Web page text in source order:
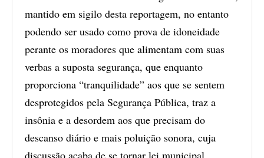
mantido em sigilo desta reportagem, no entanto
podendo ser usado como prova de idoneidade
perante os moradores que alimentam com suas
verbas a suposta segurança, que enquanto
proporciona “tranquilidade” aos que se sentem
desprotegidos pela Segurança Pública, traz a
insônia e a desordem aos que precisam do
descanso diário e maispoluição sonora, cuja
discussão acaba de se tornar lei municipal.